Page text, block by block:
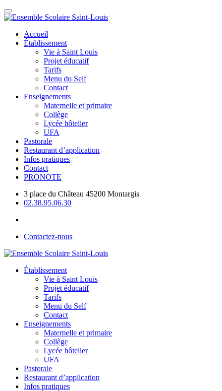
Accueil
Établissement
Vie à Saint Louis
Projet éducatif
Tarifs
Menu du Self
Contact
Enseignements
Maternelle et primaire
Collège
Lycée hôtelier
UFA
Pastorale
Restaurant d’application
Infos pratiques
Contact
PRONOTE
3 place du Château 45200 Montargis
02.38.95.06.30
Contactez-nous
Établissement
Vie à Saint Louis
Projet éducatif
Tarifs
Menu du Self
Contact
Enseignements
Maternelle et primaire
Collège
Lycée hôtelier
UFA
Pastorale
Restaurant d’application
Infos pratiques